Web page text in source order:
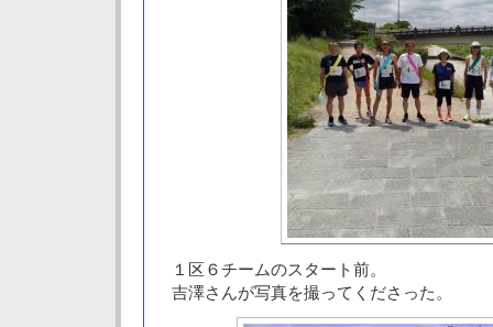
１区６チームのスタート前。
吉澤さんが写真を撮ってくださった。